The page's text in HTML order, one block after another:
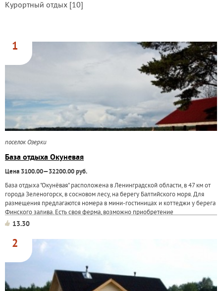
Курортный отдых [10]
1
поселок Озерки
База отдыха Окуневая
Цена 3100.00—32200.00 руб.
База отдыха "Окунёвая" расположена в Ленинградской области, в 47 км от
города Зеленогорск, в сосновом лесу, на берегу Балтийского моря. Для
размещения предлагаются номера в мини-гостиницах и коттеджи у берега
Финского залива. Есть своя ферма, возможно приобретение
экологически...
13.30
2